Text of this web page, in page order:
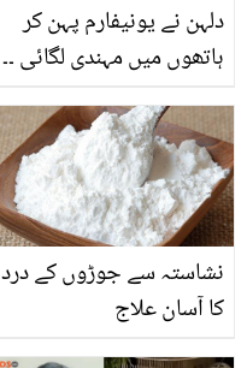
دلہن نے یونیفارم پہن کر
ہاتھوں میں مہندی لگائی ۔۔
شادی کے دن پاکستان آرمی
کے جوان کیا جوڑا پہنتے
ہیں؟ دلچسپ معلومات
نشاستہ سے جوڑوں کے درد
کا آسان علاج